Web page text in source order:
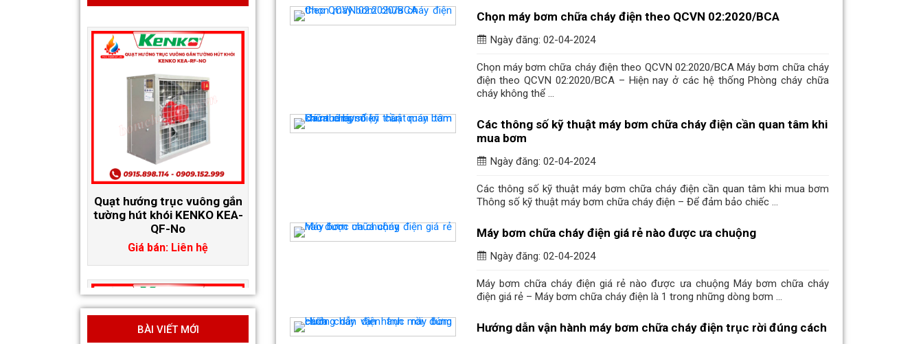
Quạt hướng trục vuông gắn
tường hút khói KENKO KEA-
QF-No
Giá bán: Liên hệ
BÀI VIẾT MỚI
Chọn máy bơm chữa cháy điện theo QCVN 02:2020/BCA
Ngày đăng: 02-04-2024
Chọn máy bơm chữa cháy điện theo QCVN 02:2020/BCA Máy bơm chữa cháy
điện theo QCVN 02:2020/BCA – Hiện nay ở các hệ thống Phòng cháy chữa
cháy không thể ...
Các thông số kỹ thuật máy bơm chữa cháy điện cần quan tâm khi
mua bơm
Ngày đăng: 02-04-2024
Các thông số kỹ thuật máy bơm chữa cháy điện cần quan tâm khi mua bơm
Thông số kỹ thuật máy bơm chữa cháy điện – Để đảm bảo chiếc ...
Máy bơm chữa cháy điện giá rẻ nào được ưa chuộng
Ngày đăng: 02-04-2024
Máy bơm chữa cháy điện giá rẻ nào được ưa chuộng Máy bơm chữa cháy
điện giá rẻ – Máy bơm chữa cháy điện là 1 trong những dòng bơm ...
Hướng dẫn vận hành máy bơm chữa cháy điện trục rời đúng cách